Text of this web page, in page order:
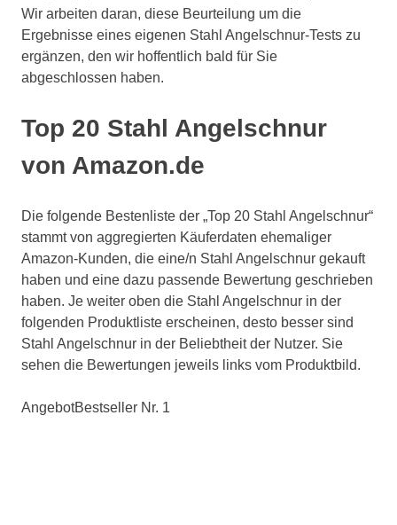
Wir arbeiten daran, diese Beurteilung um die
Ergebnisse eines eigenen Stahl Angelschnur-Tests zu
ergänzen, den wir hoffentlich bald für Sie
abgeschlossen haben.
Top 20 Stahl Angelschnur
von Amazon.de
Die folgende Bestenliste der „Top 20 Stahl Angelschnur“
stammt von aggregierten Käuferdaten ehemaliger
Amazon-Kunden, die eine/n Stahl Angelschnur gekauft
haben und eine dazu passende Bewertung geschrieben
haben. Je weiter oben die Stahl Angelschnur in der
folgenden Produktliste erscheinen, desto besser sind
Stahl Angelschnur in der Beliebtheit der Nutzer. Sie
sehen die Bewertungen jeweils links vom Produktbild.
AngebotBestseller Nr. 1